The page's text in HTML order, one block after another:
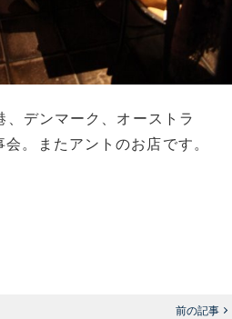
デンマーク、オーストラ
。またアントのお店です。
前の記事